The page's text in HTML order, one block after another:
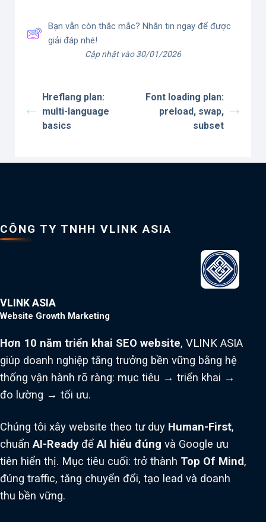
Bạn vẫn còn thắc mắc? Nhắn tin ngay để được
giải đáp nhé!
Cập nhật vào 30/01/2026
Hreflang plan:
multi-language
basics
Font loading plan:
preload, swap,
subset
CÔNG TY TNHH VLINK ASIA
VLINK ASIA
Website Growth Marketing
Hơn 10 năm triển khai SEO website, VLINK ASIA
giúp doanh nghiệp tăng trưởng bền vững bằng hệ
thống vận hành rõ ràng: mục tiêu → triển khai →
đo lường → tối ưu.
Chúng tôi xây website theo tư duy Human-First,
chuẩnAI-Ready đểAI hiểu đúng và Google ưu
tiên hiển thị. Mục tiêu cuối: trở thành Top Of Mind,
đúng traffic, tăng chuyển đổi, tạo lead và doanh
thu bền vững.